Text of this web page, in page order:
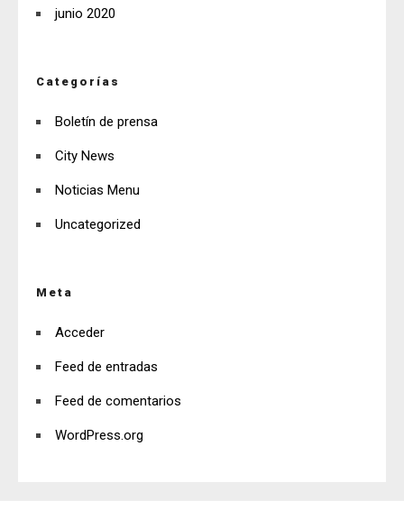
junio 2020
Categorías
Boletín de prensa
City News
Noticias Menu
Uncategorized
Meta
Acceder
Feed de entradas
Feed de comentarios
WordPress.org